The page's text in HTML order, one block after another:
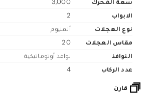
سعة المحرك
3,000
الابواب
2
نوع العجلات
ألمنيوم
مقاس العجلات
20
النوافذ
نوافذ أوتوماتيكية
عدد الركاب
4
قارن